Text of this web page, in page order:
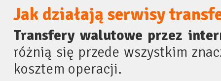
Jak działają serwisy
Transfery walutowe przez
różnią się przede wszystkim
kosztem operacji.